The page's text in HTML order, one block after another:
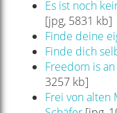
Es ist noch
[jpg, 5831 kb]
Finde deine
Finde dich
Freedom is
3257 kb]
Frei von alten